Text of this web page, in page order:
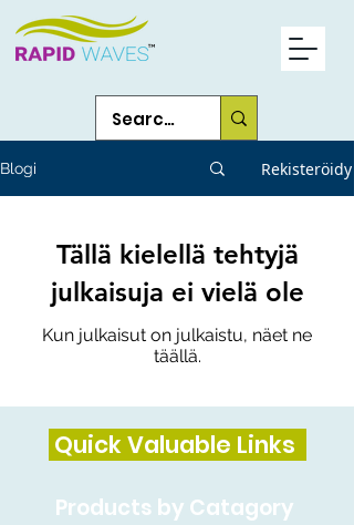
Blogi Rekisteröidy
Tällä kielellä tehtyjä
julkaisuja ei vielä ole
Kun julkaisut on julkaistu, näet ne
täällä.
Quick Valuable Links
Products by Catagory